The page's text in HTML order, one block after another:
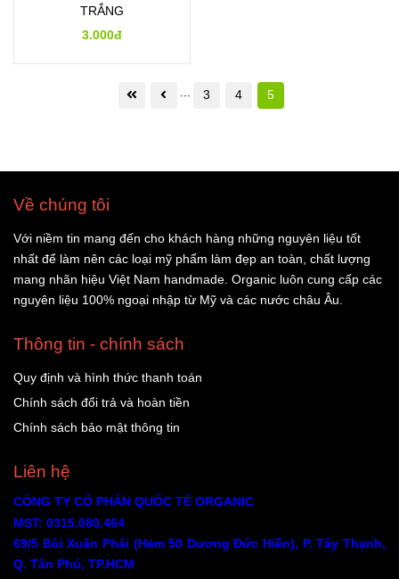
TRẮNG
3.000đ
... 3 4 5
Về chúng tôi
Với niềm tin mang đến cho khách hàng những nguyên liệu tốt
nhất để làm nên các loại mỹ phẩm làm đẹp an toàn, chất lượng
mang nhãn hiệu Việt Nam handmade. Organic luôn cung cấp các
nguyên liệu 100% ngoại nhập từ Mỹ và các nước châu Âu.
Thông tin - chính sách
Quy định và hình thức thanh toán
Chính sách đổi trả và hoàn tiền
Chính sách bảo mật thông tin
Liên hệ
CÔNG TY CỔ PHẦN QUỐC TẾ ORGANIC
MST: 0315.080.464
69/5 Bùi Xuân Phái (Hẻm 50 Dương Đức Hiền), P. Tây Thạnh,
Q. Tân Phú, TP.HCM